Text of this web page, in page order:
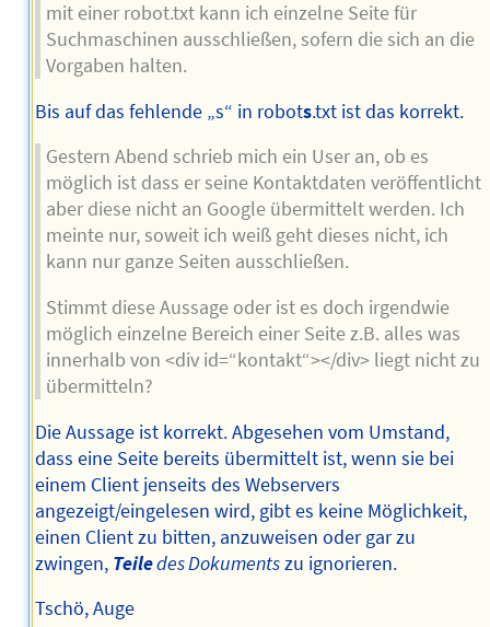
mit einer robot.txt kann ich einzelne Seite für
Suchmaschinen ausschließen, sofern die sich an die
Vorgaben halten.
Bis auf das fehlende „s“ in robots.txt ist das korrekt.
Gestern Abend schrieb mich ein User an, ob es
möglich ist dass er seine Kontaktdaten veröffentlicht
aber diese nicht an Google übermittelt werden. Ich
meinte nur, soweit ich weiß geht dieses nicht, ich
kann nur ganze Seiten ausschließen.
Stimmt diese Aussage oder ist es doch irgendwie
möglich einzelne Bereich einer Seite z.B. alles was
innerhalb von <div id=“kontakt“></div> liegt nicht zu
übermitteln?
Die Aussage ist korrekt. Abgesehen vom Umstand,
dass eine Seite bereits übermittelt ist, wenn sie bei
einem Client jenseits des Webservers
angezeigt/eingelesen wird, gibt es keine Möglichkeit,
einen Client zu bitten, anzuweisen oder gar zu
zwingen, Teiledes Dokumentszu ignorieren.
Tschö, Auge